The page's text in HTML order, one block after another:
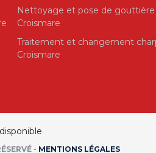
Nettoyage et pose de gouttière
Croismare
Traitement et changement
Croismare
- MENTIONS LÉGALES